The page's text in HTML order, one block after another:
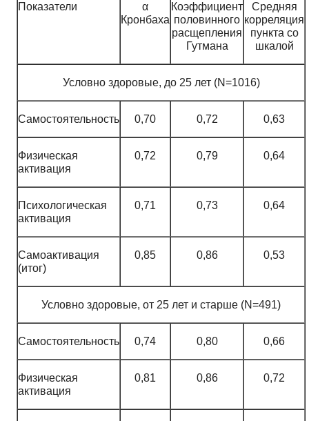
Показатели
α
Кронбаха
Коэффициент
половинного
расщепления
Гутмана
Средняя
корреляция
пункта со
шкалой
Условно здоровые, до 25 лет (N=1016)
Самостоятельность 0,70 0,72 0,63
Физическая
активация
0,72 0,79 0,64
Психологическая
активация
0,71 0,73 0,64
Самоактивация
(итог)
0,85 0,86 0,53
Условно здоровые, от 25 лет и старше (N=491)
Самостоятельность 0,74 0,80 0,66
Физическая
активация
0,81 0,86 0,72